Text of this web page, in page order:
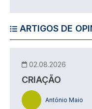
ARTIGOS DE
02.08.2026
CRIAÇÃO
António Maio